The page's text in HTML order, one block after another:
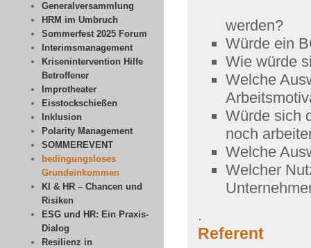
Generalversammlung
HRM im Umbruch
Sommerfest 2025 Forum
Interimsmanagement
Krisenintervention Hilfe
Betroffener
Improtheater
Eisstockschießen
Inklusion
Polarity Management
SOMMEREVENT
bedingungsloses
Grundeinkommen
KI & HR – Chancen und
Risiken
ESG und HR: Ein Praxis-
Dialog
Resilienz in
werden?
Würde ein
Wie würde
Welche
Würde sich
noch
Welche
Welcher
.
Referent